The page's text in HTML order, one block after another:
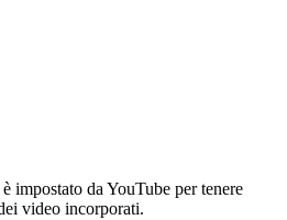
impostato da YouTube per tenere
video incorporati.